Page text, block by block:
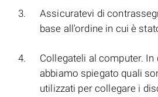
Assicuratevi di
base all'ordine in cui è
Collegateli al computer. In
abbiamo spiegato quali
utilizzati per collegare i